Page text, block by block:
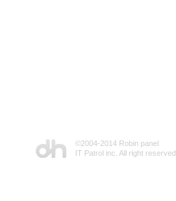
©2004-2014 Robin panel
IT Patrol inc. All right reserved.